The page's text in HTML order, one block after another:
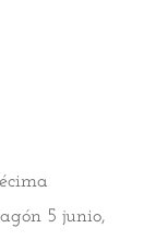
5 junio,